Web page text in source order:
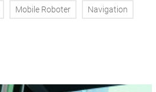
Mobile Roboter Navigation